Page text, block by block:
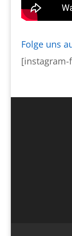
Folge uns
[instagram-